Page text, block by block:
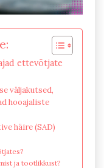
ettevõtjate
väljakutsed,
hooajaliste
häire (SAD)
ja tootlikkust?